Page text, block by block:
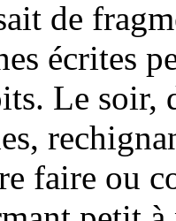
de
écrites
Le soir,
faire ou